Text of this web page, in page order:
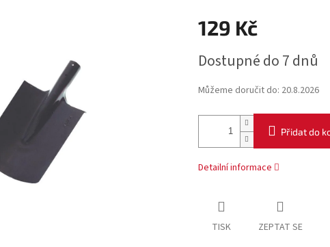
129 Kč
cena:
Dostupné do 7 dnů
Můžeme doručit do: 20.8.2026
Přidat do
Detailní informace
TISK ZEPTAT SE